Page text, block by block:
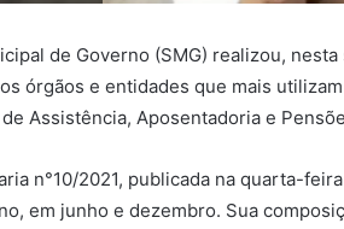
de Governo (SMG) realizou,
órgãos e entidades que mais
Assistência, Aposentadoria e
n°10/2021, publicada na quarta-
em junho e dezembro. Sua